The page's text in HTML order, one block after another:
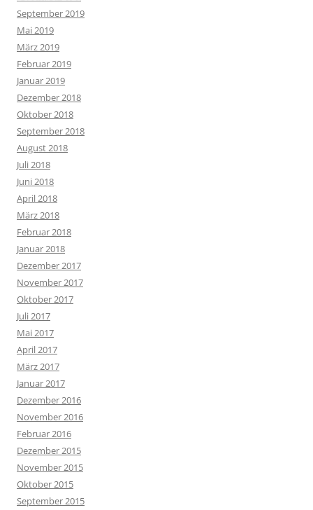
September 2019
Mai 2019
März 2019
Februar 2019
Januar 2019
Dezember 2018
Oktober 2018
September 2018
August 2018
Juli 2018
Juni 2018
April 2018
März 2018
Februar 2018
Januar 2018
Dezember 2017
November 2017
Oktober 2017
Juli 2017
Mai 2017
April 2017
März 2017
Januar 2017
Dezember 2016
November 2016
Februar 2016
Dezember 2015
November 2015
Oktober 2015
September 2015